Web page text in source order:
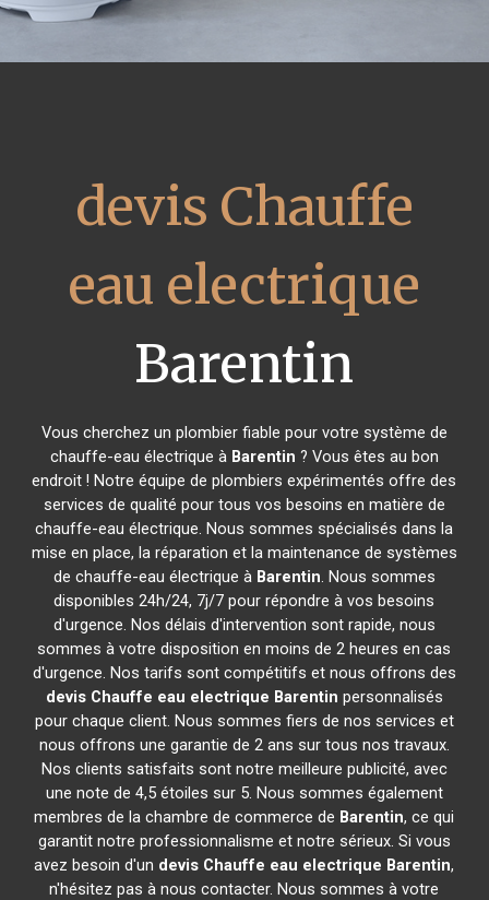
devis Chauffe
eau electrique
Barentin
Vous cherchez un plombier fiable pour votre système de
chauffe-eau électrique à Barentin ? Vous êtes au bon
endroit ! Notre équipe de plombiers expérimentés offre des
services de qualité pour tous vos besoins en matière de
chauffe-eau électrique. Nous sommes spécialisés dans la
mise en place, la réparation et la maintenance de systèmes
de chauffe-eau électrique à Barentin. Nous sommes
disponibles 24h/24, 7j/7 pour répondre à vos besoins
d'urgence. Nos délais d'intervention sont rapide, nous
sommes à votre disposition en moins de 2 heures en cas
d'urgence. Nos tarifs sont compétitifs et nous offrons des
devis Chauffe eau electrique Barentin personnalisés
pour chaque client. Nous sommes fiers de nos services et
nous offrons une garantie de 2 ans sur tous nos travaux.
Nos clients satisfaits sont notre meilleure publicité, avec
une note de 4,5 étoiles sur 5. Nous sommes également
membres de la chambre de commerce de Barentin, ce qui
garantit notre professionnalisme et notre sérieux. Si vous
avez besoin d'un devis Chauffe eau electrique Barentin,
n'hésitez pas à nous contacter. Nous sommes à votre